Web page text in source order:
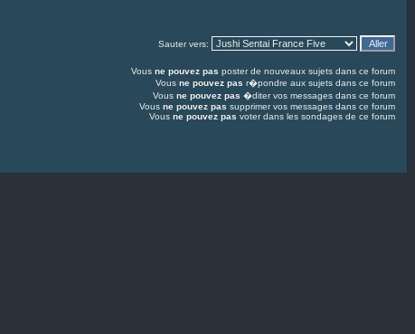
Sauter vers:
Vous ne pouvez pas poster de nouveaux sujets dans ce forum
Vous ne pouvez pas r�pondre aux sujets dans ce forum
Vous ne pouvez pas �diter vos messages dans ce forum
Vous ne pouvez pas supprimer vos messages dans ce forum
Vous ne pouvez pas voter dans les sondages de ce forum